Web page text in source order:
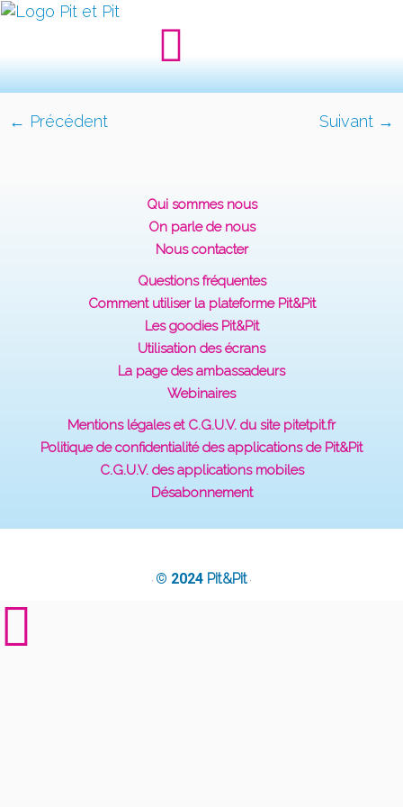
← Précédent Suivant →
Qui sommes nous
On parle de nous
Nous contacter
Questions fréquentes
Comment utiliser la plateforme Pit&Pit
Les goodies Pit&Pit
Utilisation des écrans
La page des ambassadeurs
Webinaires
Mentions légales et C.G.U.V. du site pitetpit.fr
Politique de confidentialité des applications de Pit&Pit
C.G.U.V. des applications mobiles
Désabonnement
· © 2024 Pit&Pit ·